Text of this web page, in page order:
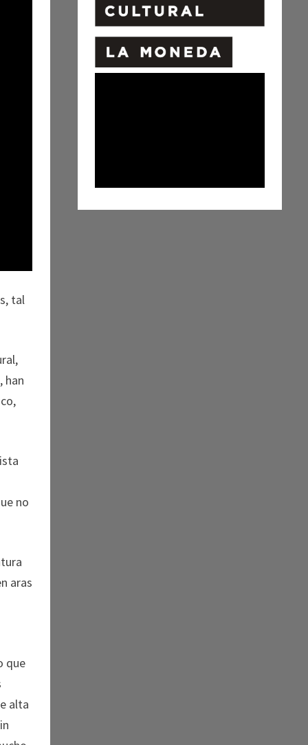
tal
han
no
aras
que
alta